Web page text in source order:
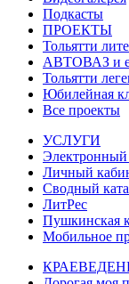
Подкасты
ПРОЕКТЫ
Тольятти
АВТОВАЗ и
Тольятти
Юбилейная
Все проекты
УСЛУГИ
Электронный
Личный
Сводный
ЛитРес
Пушкинская
Мобильное